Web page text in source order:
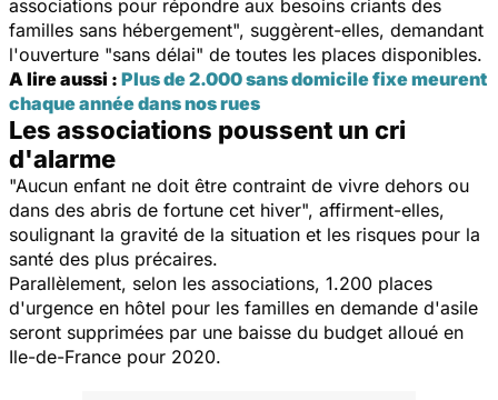
associations pour répondre aux besoins criants des
familles sans hébergement", suggèrent-elles, demandant
l'ouverture "sans délai" de toutes les places disponibles.
A lire aussi : Plus de 2.000 sans domicile fixe meurent
chaque année dans nos rues
Les associations poussent un cri
d'alarme
"Aucun enfant ne doit être contraint de vivre dehors ou
dans des abris de fortune cet hiver", affirment-elles,
soulignant la gravité de la situation et les risques pour la
santé des plus précaires.
Parallèlement, selon les associations, 1.200 places
d'urgence en hôtel pour les familles en demande d'asile
seront supprimées par une baisse du budget alloué en
Ile-de-France pour 2020.